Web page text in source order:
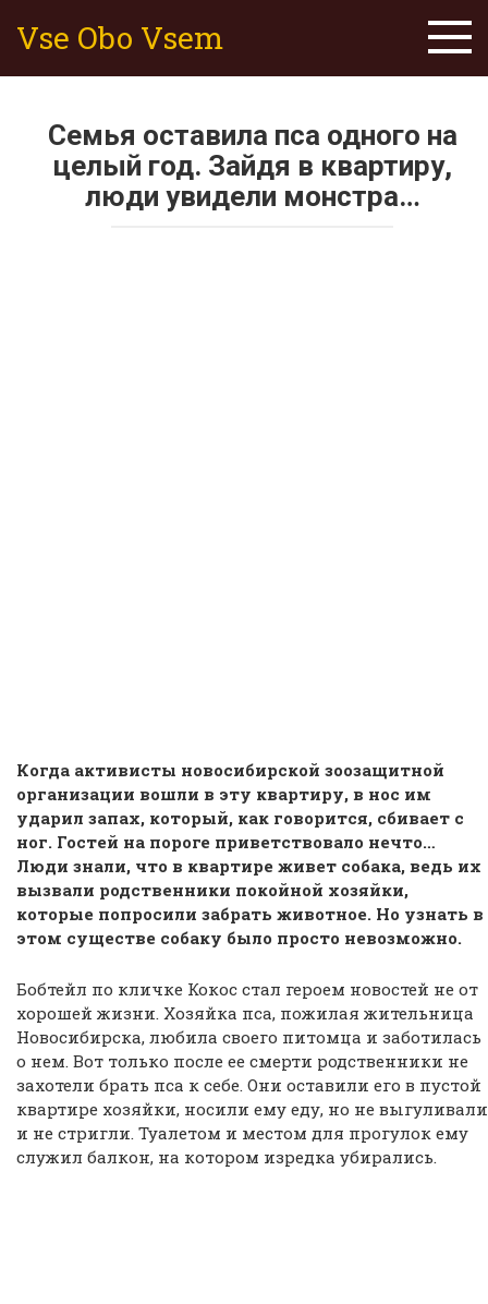
Vse Obo Vsem
Cемья оставила пса одного на
целый год. Зайдя в квартиру,
люди увидели монстра…
Когда активисты новосибирской зоозащитной
организации вошли в эту квартиру, в нос им
ударил запах, который, как говорится, сбивает с
ног. Гостей на пороге приветствовало нечто…
Люди знали, что в квартире живет собака, ведь их
вызвали родственники покойной хозяйки,
которые попросили забрать животное. Но узнать в
этом существе собаку было просто невозможно.
Бобтейл по кличке Кокос стал героем новостей не от
хорошей жизни. Хозяйка пса, пожилая жительница
Новосибирска, любила своего питомца и заботилась
о нем. Вот только после ее смерти родственники не
захотели брать пса к себе. Они оставили его в пустой
квартире хозяйки, носили ему еду, но не выгуливали
и не стригли. Туалетом и местом для прогулок ему
служил балкон, на котором изредка убирались.